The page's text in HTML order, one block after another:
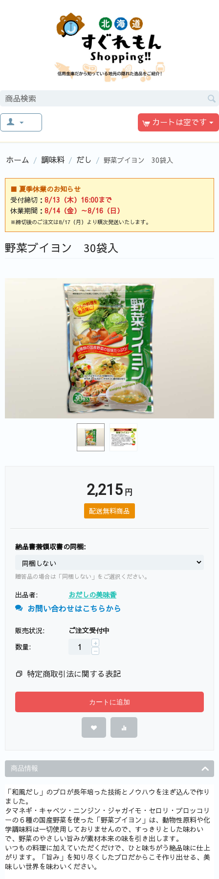
カートは空です
ホーム / 調味料 / だし / 野菜ブイヨン 30袋入
■ 夏季休業のお知らせ
受付締切： 8/13（木）16:00まで
休業期間： 8/14（金）～8/16（日）
※締切後のご注文は8/17（月）より順次発送いたします。
野菜ブイヨン 30袋入
2,215 円
配送無料商品
納品書兼領収書の同梱:
贈答品の場合は「同梱しない」をご選択ください。
出品者: おだしの美味香
お問い合わせはこちらから
販売状況:
ご注文受付中
数量:
+
−
特定商取引法に関する表記
カートに追加
商品情報
「和風だし」のプロが長年培った技術とノウハウを注ぎ込んで作り
ました。
タマネギ・キャベツ・ニンジン・ジャガイモ・セロリ・ブロッコリ
ーの６種の国産野菜を使った「野菜ブイヨン」は、動物性原料や化
学調味料は一切使用しておりませんので、すっきりとした味わい
で、野菜のやさしい旨みが素材本来の味を引き出します。
いつもの料理に加えていただくだけで、ひと味ちがう絶品味に仕上
がります。「旨み」を知り尽くしたプロだからこそ作り出せる、美
味しい世界を味わいください。